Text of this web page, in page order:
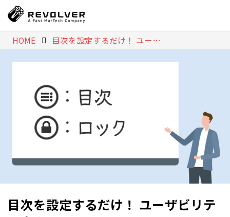
HOME 目次を設定するだけ！ ユーザビリティ向上のススメ
目次を設定するだけ！ ユーザビリテ